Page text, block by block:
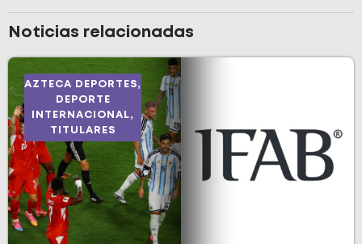
Noticias relacionadas
AZTECA DEPORTES,
DEPORTE
INTERNACIONAL,
TITULARES